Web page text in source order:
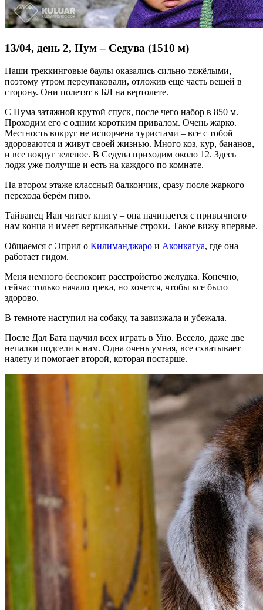
13/04, день 2, Нум – Седува (1510 м)
Наши треккинговые баулы оказались сильно тяжёлыми,
поэтому утром переупаковали, отложив ещё часть вещей в
сторону. Они полетят в БЛ на вертолете.
С Нума затяжной крутой спуск, после чего набор в 850 м.
Проходим его с одним коротким привалом. Очень жарко.
Местность вокруг не испорчена туристами – все с тобой
здороваются и живут своей жизнью. Много коз, кур, бананов,
и все вокруг зеленое. В Седува приходим около 12. Здесь
лодж уже получше и есть на каждого по комнате.
На втором этаже классный балкончик, сразу после жаркого
перехода берём пиво.
Тайванец Иан читает книгу – она начинается с привычного
нам конца и имеет вертикальные строки. Такое вижу впервые.
Общаемся с Эприл о Килиманджаро и Аконкагуа, где она
работает гидом.
Меня немного беспокоит расстройство желудка. Конечно,
сейчас только начало трека, но хочется, чтобы все было
здорово.
В темноте наступил на собаку, та завизжала и убежала.
После Дал Бата научил всех играть в Уно. Весело, даже две
непалки подсели к нам. Одна очень умная, все схватывает
налету и помогает второй, которая постарше.